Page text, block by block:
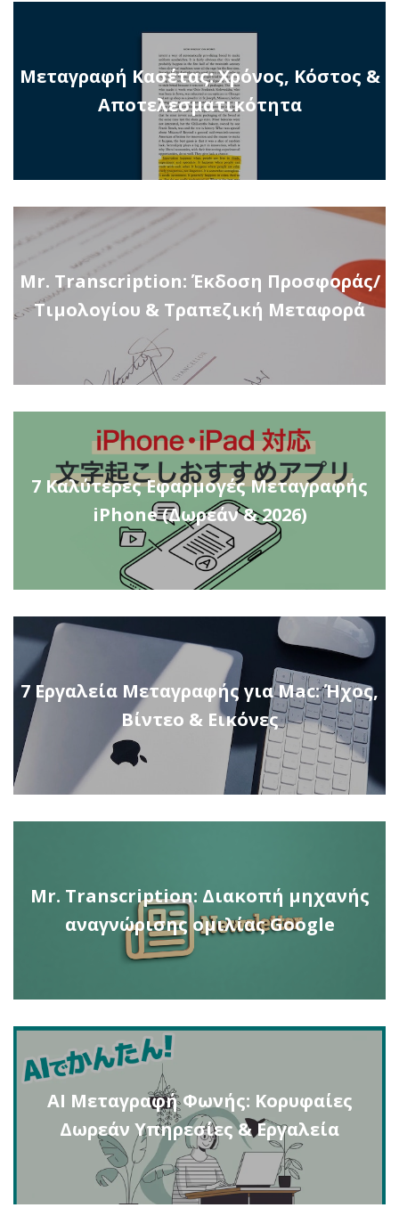
Μεταγραφή Κασέτας: Χρόνος, Κόστος &
Αποτελεσματικότητα
Mr. Transcription: Έκδοση Προσφοράς/
Τιμολογίου & Τραπεζική Μεταφορά
7 Καλύτερες Εφαρμογές Μεταγραφής
iPhone (Δωρεάν & 2026)
7 Εργαλεία Μεταγραφής για Mac: Ήχος,
Βίντεο & Εικόνες
Mr. Transcription: Διακοπή μηχανής
αναγνώρισης ομιλίας Google
AI Μεταγραφή Φωνής: Κορυφαίες
Δωρεάν Υπηρεσίες & Εργαλεία